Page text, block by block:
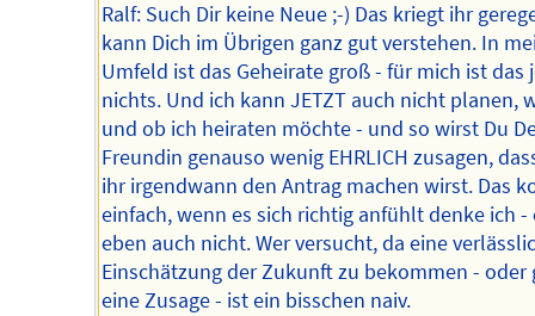
Ralf: Such Dir keine Neue ;-) Das kriegt ihr
kann Dich im Übrigen ganz gut verstehen. In
Umfeld ist das Geheirate groß - für mich ist das
nichts. Und ich kann JETZT auch nicht planen,
und ob ich heiraten möchte - und so wirst Du
Freundin genauso wenig EHRLICH zusagen,
ihr irgendwann den Antrag machen wirst. Das
einfach, wenn es sich richtig anfühlt denke ich -
eben auch nicht. Wer versucht, da eine
Einschätzung der Zukunft zu bekommen - oder
eine Zusage - ist ein bisschen naiv.